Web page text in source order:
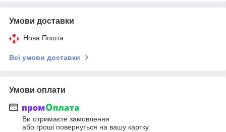
Умови доставки
Нова Пошта
Всі умови доставки
Умови оплати
Ви отримаєте замовлення
або гроші повернуться на вашу картку